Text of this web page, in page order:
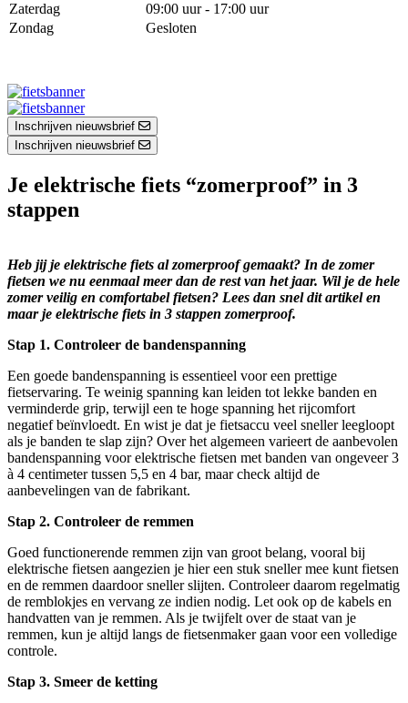
Zaterdag
09:00 uur - 17:00 uur
Zondag
Gesloten
Inschrijven nieuwsbrief
Inschrijven nieuwsbrief
Je elektrische fiets “zomerproof” in 3
stappen
Heb jij je elektrische fiets al zomerproof gemaakt? In de zomer
fietsen we nu eenmaal meer dan de rest van het jaar. Wil je de hele
zomer veilig en comfortabel fietsen? Lees dan snel dit artikel en
maar je elektrische fiets in 3 stappen zomerproof.
Stap 1. Controleer de bandenspanning
Een goede bandenspanning is essentieel voor een prettige
fietservaring. Te weinig spanning kan leiden tot lekke banden en
verminderde grip, terwijl een te hoge spanning het rijcomfort
negatief beïnvloedt. En wist je dat je fietsaccu veel sneller leegloopt
als je banden te slap zijn? Over het algemeen varieert de aanbevolen
bandenspanning voor elektrische fietsen met banden van ongeveer 3
à 4 centimeter tussen 5,5 en 4 bar, maar check altijd de
aanbevelingen van de fabrikant.
Stap 2. Controleer de remmen
Goed functionerende remmen zijn van groot belang, vooral bij
elektrische fietsen aangezien je hier een stuk sneller mee kunt fietsen
en de remmen daardoor sneller slijten. Controleer daarom regelmatig
de remblokjes en vervang ze indien nodig. Let ook op de kabels en
handvatten van je remmen. Als je twijfelt over de staat van je
remmen, kun je altijd langs de fietsenmaker gaan voor een volledige
controle.
Stap 3. Smeer de ketting